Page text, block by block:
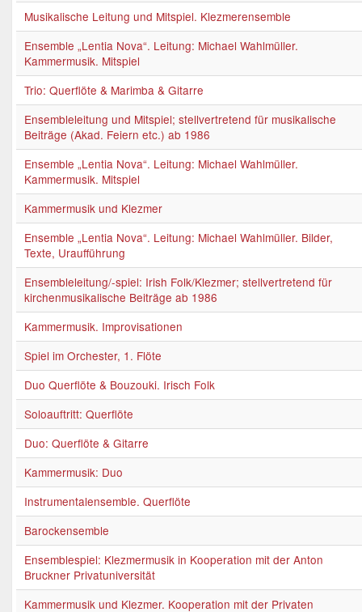
Musikalische Leitung und Mitspiel. Klezmerensemble
Ensemble „Lentia Nova“. Leitung: Michael Wahlmüller.
Kammermusik. Mitspiel
Trio: Querflöte & Marimba & Gitarre
Ensembleleitung und Mitspiel; stellvertretend für musikalische
Beiträge (Akad. Feiern etc.) ab 1986
Ensemble „Lentia Nova“. Leitung: Michael Wahlmüller.
Kammermusik. Mitspiel
Kammermusik und Klezmer
Ensemble „Lentia Nova“. Leitung: Michael Wahlmüller. Bilder,
Texte, Uraufführung
Ensembleleitung/-spiel: Irish Folk/Klezmer; stellvertretend für
kirchenmusikalische Beiträge ab 1986
Kammermusik. Improvisationen
Spiel im Orchester, 1. Flöte
Duo Querflöte & Bouzouki. Irisch Folk
Soloauftritt: Querflöte
Duo: Querflöte & Gitarre
Kammermusik: Duo
Instrumentalensemble. Querflöte
Barockensemble
Ensemblespiel: Klezmermusik in Kooperation mit der Anton
Bruckner Privatuniversität
Kammermusik und Klezmer. Kooperation mit der Privaten